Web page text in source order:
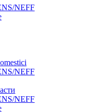
NEFF
NEFF
NEFF